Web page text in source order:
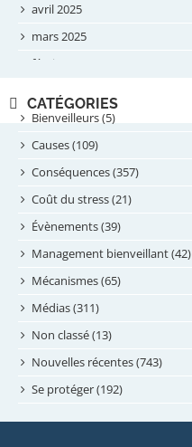
avril 2025
mars 2025
février 2025
septembre 2024
août 2024
juillet 2024
juin 2024
mai 2024
avril 2024
février 2024
janvier 2024
novembre 2023
octobre 2023
septembre 2023
CATÉGORIES
Bienveilleurs (5)
Causes (109)
Conséquences (357)
Coût du stress (21)
Évènements (39)
Management bienveillant (42)
Mécanismes (65)
Médias (311)
Non classé (13)
Nouvelles récentes (743)
Se protéger (192)